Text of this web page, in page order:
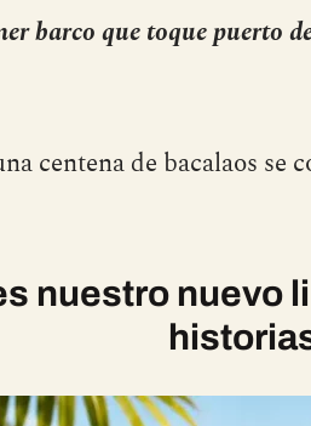
barco que toque puerto
centena de bacalaos
nuestro nuevo